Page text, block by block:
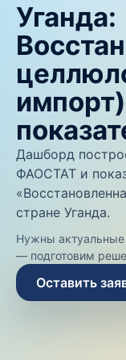
Уганда:
Дашборд
ФАОСТАТ и
стране Уганда.
Нужны актуальные
— подготовим
Оставить